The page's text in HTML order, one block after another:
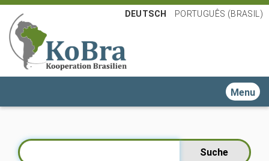
DEUTSCH PORTUGUÊS (BRASIL)
Toggle